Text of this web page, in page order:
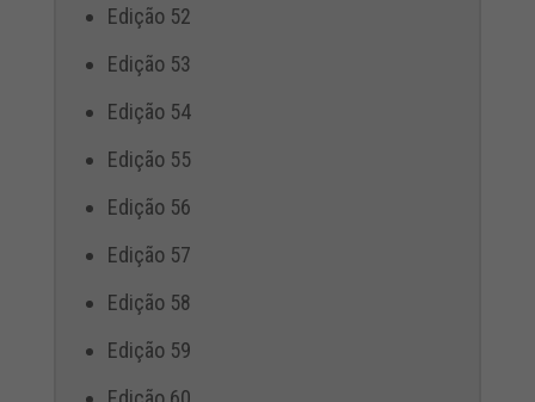
Edição 52
Edição 53
Edição 54
Edição 55
Edição 56
Edição 57
Edição 58
Edição 59